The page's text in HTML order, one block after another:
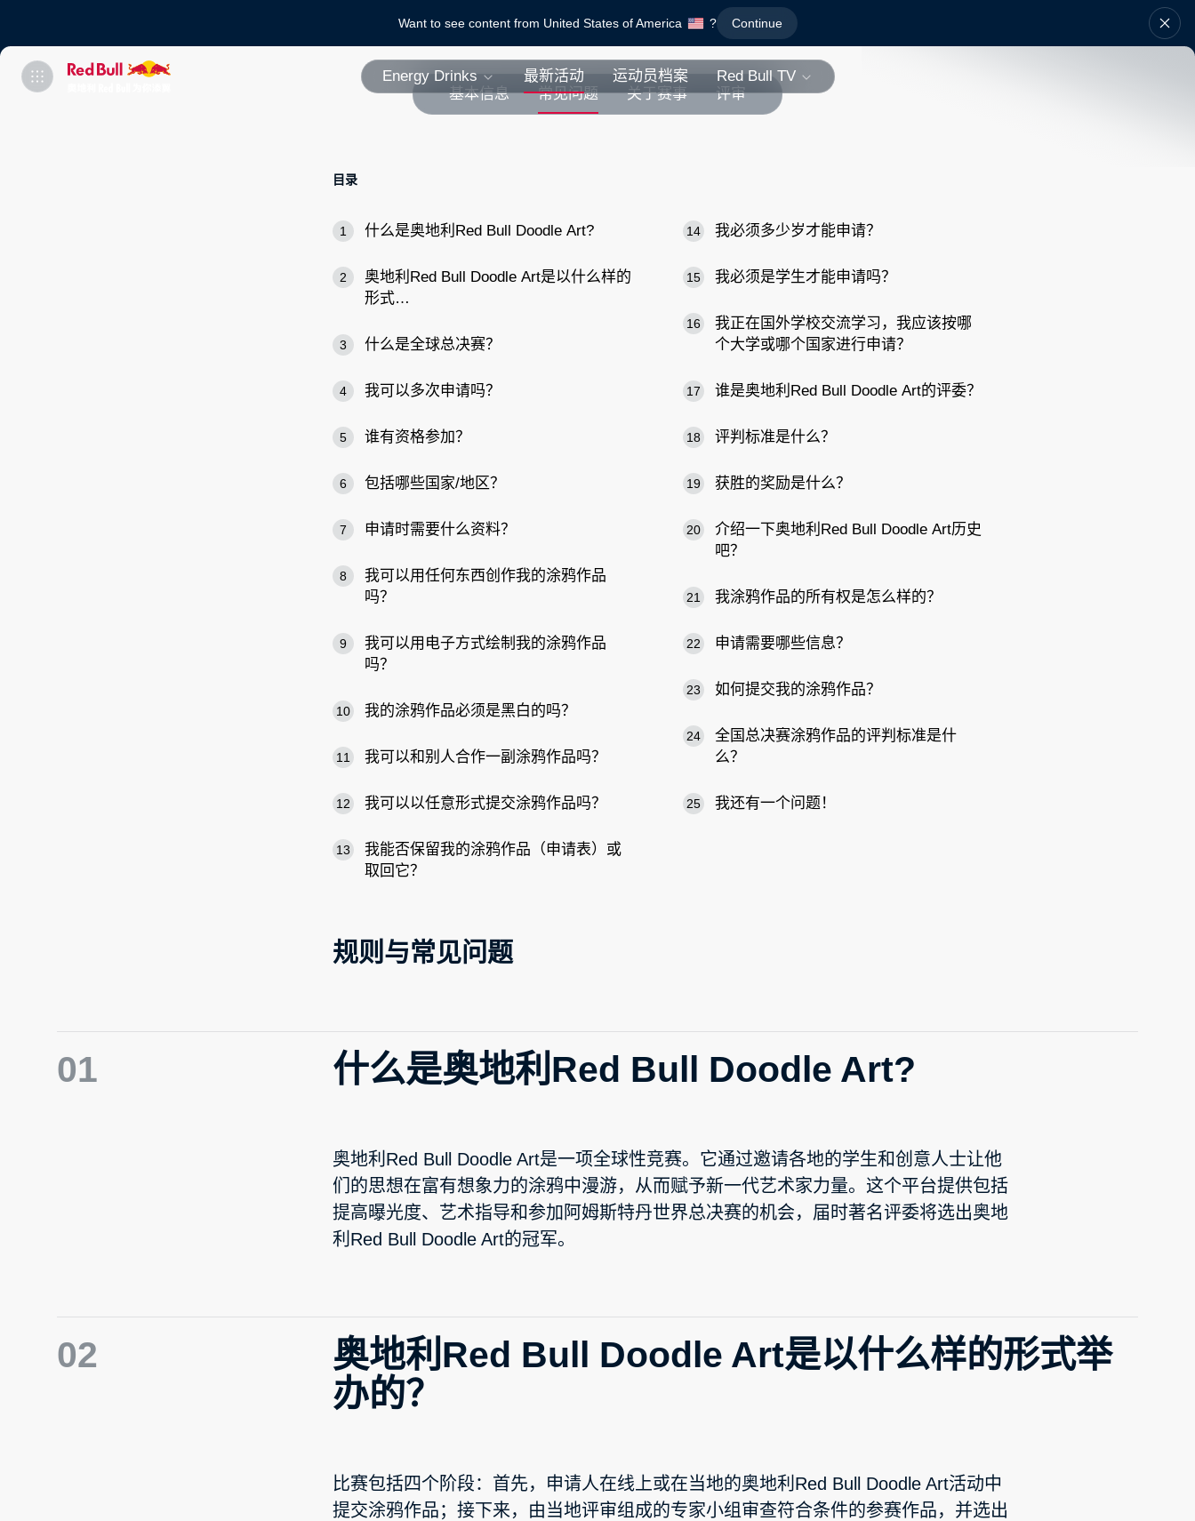
Want to see content from United States of America ? Continue
Energy Drinks 最新活动 运动员档案
Red Bull TV
基本信息
常见问题 关于赛事 评审
目录
1 什么是奥地利Red Bull Doodle Art?
2
奥地利Red Bull Doodle Art是以什么样的
形式…
3 什么是全球总决赛？
4 我可以多次申请吗？
5 谁有资格参加？
6 包括哪些国家/地区？
7 申请时需要什么资料？
8
我可以用任何东西创作我的涂鸦作品
吗？
9
我可以用电子方式绘制我的涂鸦作品
吗？
10 我的涂鸦作品必须是黑白的吗？
11 我可以和别人合作一副涂鸦作品吗？
12 我可以以任意形式提交涂鸦作品吗？
13
我能否保留我的涂鸦作品（申请表）或
取回它？
14 我必须多少岁才能申请？
15 我必须是学生才能申请吗？
16
我正在国外学校交流学习，我应该按哪
个大学或哪个国家进行申请？
17 谁是奥地利Red Bull Doodle Art的评委？
18 评判标准是什么？
19 获胜的奖励是什么？
20
介绍一下奥地利Red Bull Doodle Art历史
吧？
21 我涂鸦作品的所有权是怎么样的？
22 申请需要哪些信息？
23 如何提交我的涂鸦作品？
24
全国总决赛涂鸦作品的评判标准是什
么？
25 我还有一个问题！
规则与常见问题
01 什么是奥地利Red Bull Doodle Art?
奥地利Red Bull Doodle Art是一项全球性竞赛。它通过邀请各地的学生和创意人士让他
们的思想在富有想象力的涂鸦中漫游，从而赋予新一代艺术家力量。这个平台提供包括
提高曝光度、艺术指导和参加阿姆斯特丹世界总决赛的机会，届时著名评委将选出奥地
利Red Bull Doodle Art的冠军。
02
奥地利Red Bull Doodle Art是以什么样的形式举
办的？
比赛包括四个阶段：首先，申请人在线上或在当地的奥地利Red Bull Doodle Art活动中
提交涂鸦作品；接下来，由当地评审组成的专家小组审查符合条件的参赛作品，并选出